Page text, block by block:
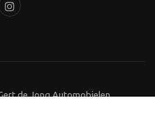
de Jong Automobielen